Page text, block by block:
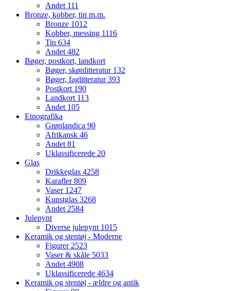
Andet 111
Bronze, kobber, tin m.m.
Bronze 1012
Kobber, messing 1116
Tin 634
Andet482
Bøger, postkort, landkort
Bøger, skønlitteratur 132
Bøger, faglitteratur393
Postkort 190
Landkort 113
Andet 105
Etnografika
Grønlandica 90
Afrikansk 46
Andet81
Uklassificerede 20
Glas
Drikkeglas 4258
Karafler809
Vaser 1247
Kunstglas 3268
Andet2584
Julepynt
Diverse julepynt 1015
Keramik og stentøj - Moderne
Figurer2523
Vaser & skåle 5033
Andet4908
Uklassificerede 4634
Keramik og stentøj - ældre og antik